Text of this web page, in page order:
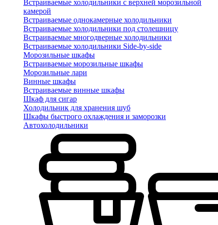
Встраиваемые холодильники с верхней морозильной
камерой
Встраиваемые однокамерные холодильники
Встраиваемые холодильники под столешницу
Встраиваемые многодверные холодильники
Встраиваемые холодильники Side-by-side
Морозильные шкафы
Встраиваемые морозильные шкафы
Морозильные лари
Винные шкафы
Встраиваемые винные шкафы
Шкаф для сигар
Холодильник для хранения шуб
Шкафы быстрого охлаждения и заморозки
Автохолодильники